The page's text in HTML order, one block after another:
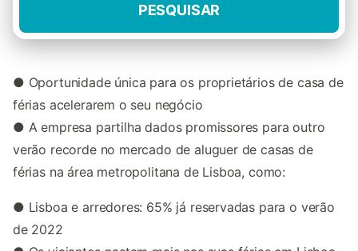
PESQUISAR
● Oportunidade única para os proprietários de casa de
férias acelerarem o seu negócio
● A empresa partilha dados promissores para outro
verão recorde no mercado de aluguer de casas de
férias na área metropolitana de Lisboa, como:
● Lisboa e arredores: 65% já reservadas para o verão
de 2022